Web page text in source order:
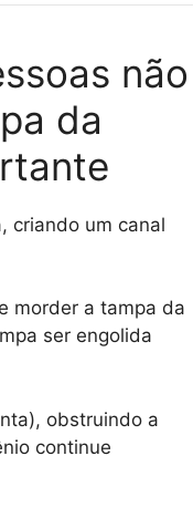
não
da
criando um canal
morder a tampa da
ser engolida
obstruindo a
continue